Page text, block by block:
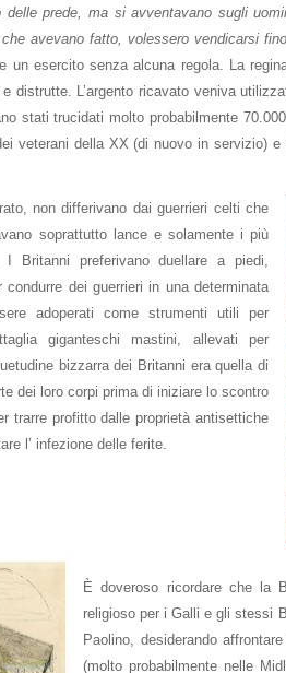
prede, ma si avventavano sugli
avevano fatto, volessero vendicarsi
un esercito senza alcuna regola. La
distrutte. L’argento ricavato veniva
stati trucidati molto probabilmente
veterani della XX (di nuovo in servizio)
non differivano dai guerrieri celti che
soprattutto lance e solamente i più
Britanni preferivano duellare a piedi,
dei guerrieri in una determinata
adoperati come strumenti utili per
giganteschi mastini, allevati per
bizzarra dei Britanni era quella di
dei loro corpi prima di iniziare lo scontro
trarre profitto dalle proprietà antisettiche
l’ infezione delle ferite.
È doveroso ricordare che la
religioso per i Galli e gli stessi
Paolino, desiderando
(molto probabilmente nelle